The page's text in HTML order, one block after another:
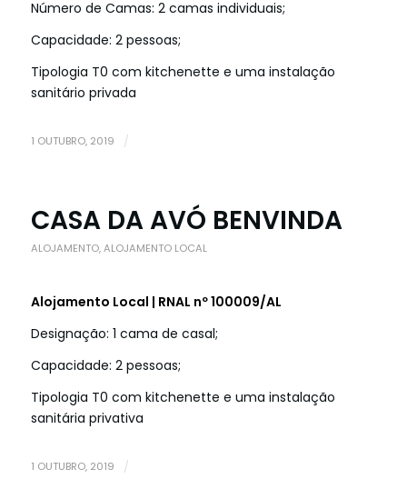
Número de Camas: 2 camas individuais;
Capacidade: 2 pessoas;
Tipologia T0 com kitchenette e uma instalação
sanitário privada
1 OUTUBRO, 2019 /
CASA DA AVÓ BENVINDA
ALOJAMENTO,ALOJAMENTO LOCAL
Alojamento Local | RNAL nº 100009/AL
Designação: 1 cama de casal;
Capacidade: 2 pessoas;
Tipologia T0 com kitchenette e uma instalação
sanitária privativa
1 OUTUBRO, 2019 /